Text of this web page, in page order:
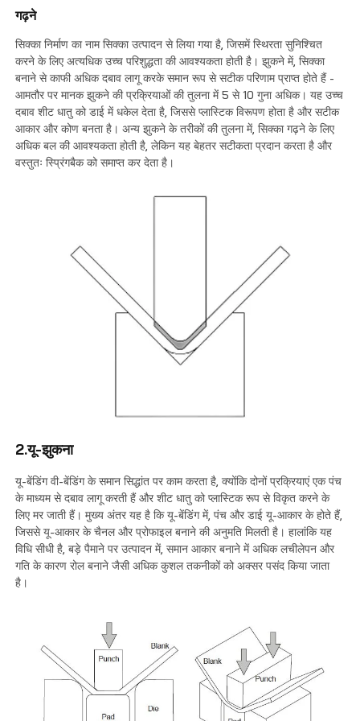
गढ़ने
सिक्का निर्माण का नाम सिक्का उत्पादन से लिया गया है, जिसमें स्थिरता सुनिश्चित
करने के लिए अत्यधिक उच्च परिशुद्धता की आवश्यकता होती है। झुकने में, सिक्का
बनाने से काफी अधिक दबाव लागू करके समान रूप से सटीक परिणाम प्राप्त होते हैं -
आमतौर पर मानक झुकने की प्रक्रियाओं की तुलना में 5 से 10 गुना अधिक। यह उच्च
दबाव शीट धातु को डाई में धकेल देता है, जिससे प्लास्टिक विरूपण होता है और सटीक
आकार और कोण बनता है। अन्य झुकने के तरीकों की तुलना में, सिक्का गढ़ने के लिए
अधिक बल की आवश्यकता होती है, लेकिन यह बेहतर सटीकता प्रदान करता है और
वस्तुतः स्प्रिंगबैक को समाप्त कर देता है।
2.यू-झुकना
यू-बेंडिंग वी-बेंडिंग के समान सिद्धांत पर काम करता है, क्योंकि दोनों प्रक्रियाएं एक पंच
के माध्यम से दबाव लागू करती हैं और शीट धातु को प्लास्टिक रूप से विकृत करने के
लिए मर जाती हैं। मुख्य अंतर यह है कि यू-बेंडिंग में, पंच और डाई यू-आकार के होते हैं,
जिससे यू-आकार के चैनल और प्रोफाइल बनाने की अनुमति मिलती है। हालांकि यह
विधि सीधी है, बड़े पैमाने पर उत्पादन में, समान आकार बनाने में अधिक लचीलेपन और
गति के कारण रोल बनाने जैसी अधिक कुशल तकनीकों को अक्सर पसंद किया जाता
है।